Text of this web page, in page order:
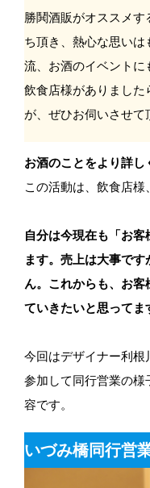
勝鬨酒販がオススメ
ち頂き、熱心な思い
流、お酒のイベントに
飲食店様がありまし
が、ぜひお伺いさせて
お酒のことをより詳
この活動は、飲食店様
自分は今現在も「お
ます。売上は大事で
ん。これからも、お
ていきたいと思ってま
今回はデザイナー利
参加して同行営業の
容です。
いづみ橋同行営